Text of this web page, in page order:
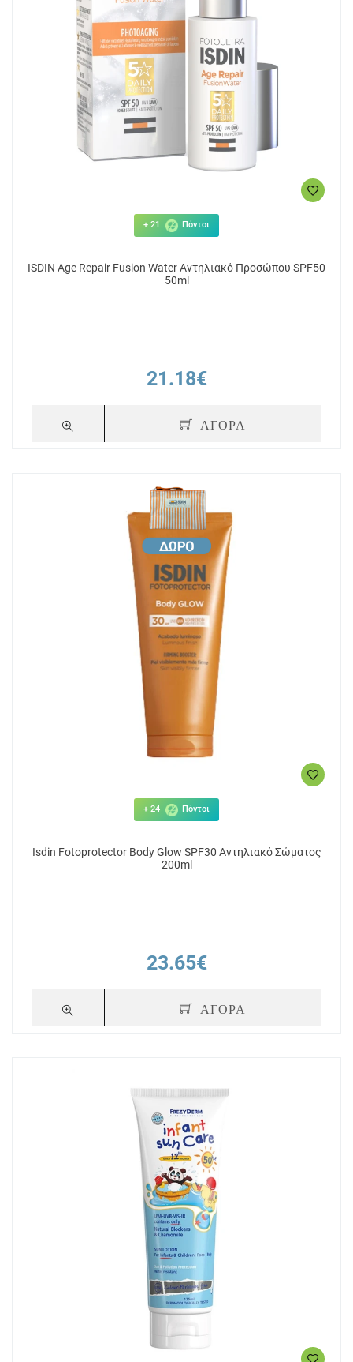
+ 21 Πόντοι
ISDIN Age Repair Fusion Water Αντηλιακό Προσώπου SPF50
50ml
21.18€
ΑΓΟΡΑ
+ 24 Πόντοι
Isdin Fotoprotector Body Glow SPF30 Αντηλιακό Σώματος
200ml
23.65€
ΑΓΟΡΑ